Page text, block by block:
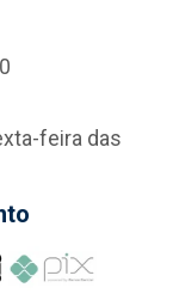
feira das